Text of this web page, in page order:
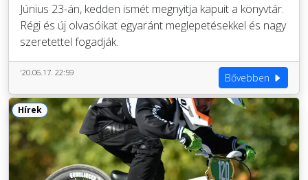
Június 23-án, kedden ismét megnyitja kapuit a könyvtár.
Régi és új olvasóikat egyaránt meglepetésekkel és nagy
szeretettel fogadják.
'20.06.17. 22:59 Bővebben
Hírek